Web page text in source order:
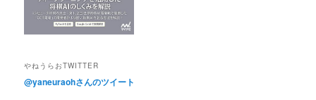
やねうらおTWITTER
@yaneuraohさんのツイート